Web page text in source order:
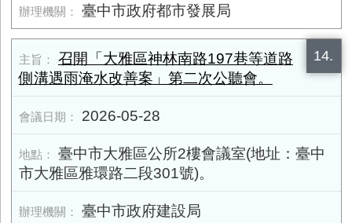
臺中市政府都市發展局
14.
召開「大雅區神林南路197巷等道路
側溝遇雨淹水改善案」第二次公聽會。
2026-05-28
臺中市大雅區公所2樓會議室(地址：臺中
市大雅區雅環路二段301號)。
臺中市政府建設局